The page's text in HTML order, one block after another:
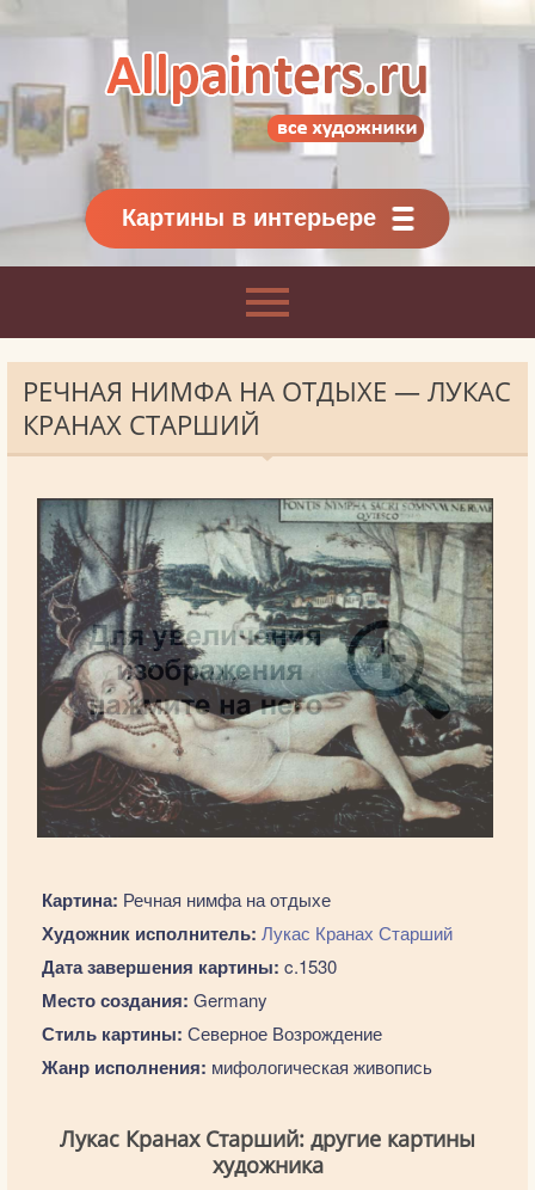
Картины классиков
и современников
Картины в интерьере
РЕЧНАЯ НИМФА НА ОТДЫХЕ — ЛУКАС
КРАНАХ СТАРШИЙ
Картина: Речная нимфа на отдыхе
Художник исполнитель: Лукас Кранах Старший
Дата завершения картины: c.1530
Место создания: Germany
Стиль картины: Северное Возрождение
Жанр исполнения: мифологическая живопись
Лукас Кранах Старший: другие картины
художника